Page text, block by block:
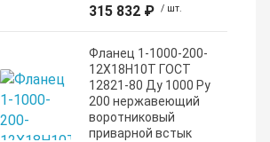
315 832 ₽ / шт.
Фланец 1-1000-200-
12Х18Н10Т ГОСТ
12821-80 Ду 1000 Ру
200 нержавеющий
воротниковый
приварной встык